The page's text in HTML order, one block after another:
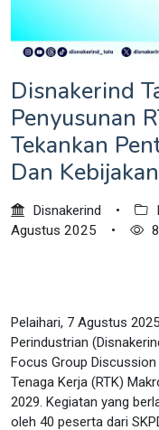
Disnakerind
Penyusunan
Tekankan
Dan Kebijakan
Disnakerind •
Agustus 2025
•
Pelaihari, 7 Agustus
Perindustrian
Focus Group Discussion
Tenaga Kerja (RTK)
2029. Kegiatan yang
oleh 40 peserta dari